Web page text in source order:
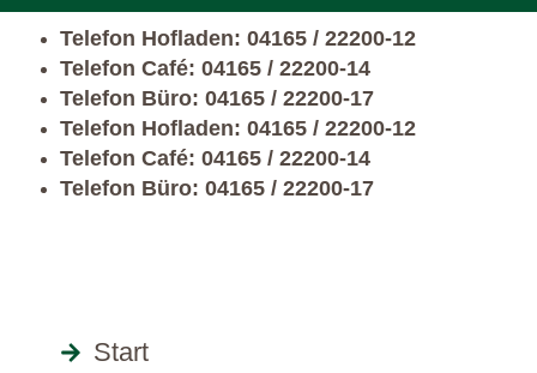
Telefon Hofladen: 04165 / 22200-12
Telefon Café: 04165 / 22200-14
Telefon Büro: 04165 / 22200-17
Telefon Hofladen: 04165 / 22200-12
Telefon Café: 04165 / 22200-14
Telefon Büro: 04165 / 22200-17
Start